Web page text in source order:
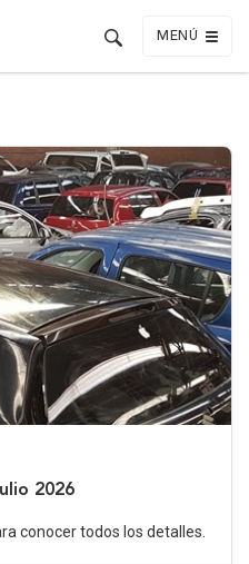
MENÚ
2026
conocer todos los detalles.